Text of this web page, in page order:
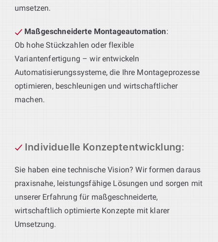
umsetzen.
Maßgeschneiderte Montageautomation:
Ob hohe Stückzahlen oder flexible
Variantenfertigung – wir entwickeln
Automatisierungssysteme, die Ihre Montageprozesse
optimieren, beschleunigen und wirtschaftlicher
machen.
Individuelle Konzeptentwicklung:
Sie haben eine technische Vision? Wir formen daraus
praxisnahe, leistungsfähige Lösungen und sorgen mit
unserer Erfahrung für maßgeschneiderte,
wirtschaftlich optimierte Konzepte mit klarer
Umsetzung.